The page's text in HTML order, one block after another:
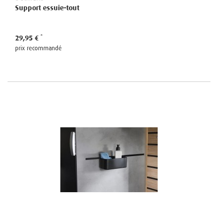
Support essuie-tout
29,95 €
prix recommandé